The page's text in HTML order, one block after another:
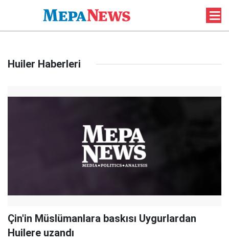
Huiler Haberleri
Çin'in Müslümanlara baskısı Uygurlardan
Huilere uzandı